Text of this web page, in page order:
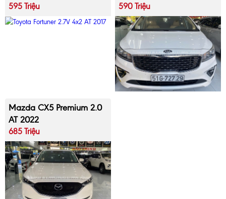
595 Triệu 590 Triệu
Mazda CX5 Premium 2.0
AT 2022
685 Triệu